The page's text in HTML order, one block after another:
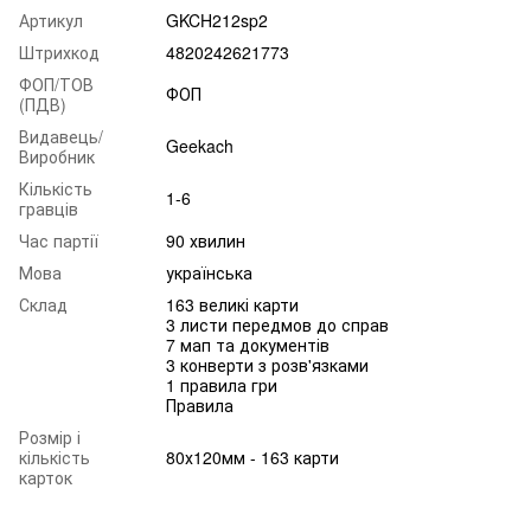
Артикул
GKCH212sp2
Штрихкод
4820242621773
ФОП/ТОВ
(ПДВ)
ФОП
Видавець/
Виробник
Geekach
Кількість
гравців
1-6
Час партії
90 хвилин
Мова
українська
Склад
163 великі карти
3 листи передмов до справ
7 мап та документів
3 конверти з розв'язками
1 правила гри
Правила
Розмір і
кількість
карток
80х120мм - 163 карти